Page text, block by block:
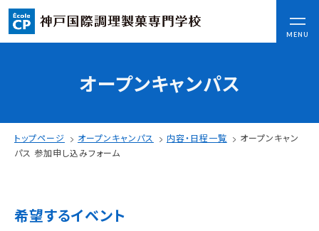
MENU
CLOSE
ここから始まる私の未来
日本全国から集まる学生たち
AO入試
オープンキャンパス
トップページ オープンキャンパス 内容・日程一覧
オープンキャン
パス 参加申し込みフォーム
希望するイベント